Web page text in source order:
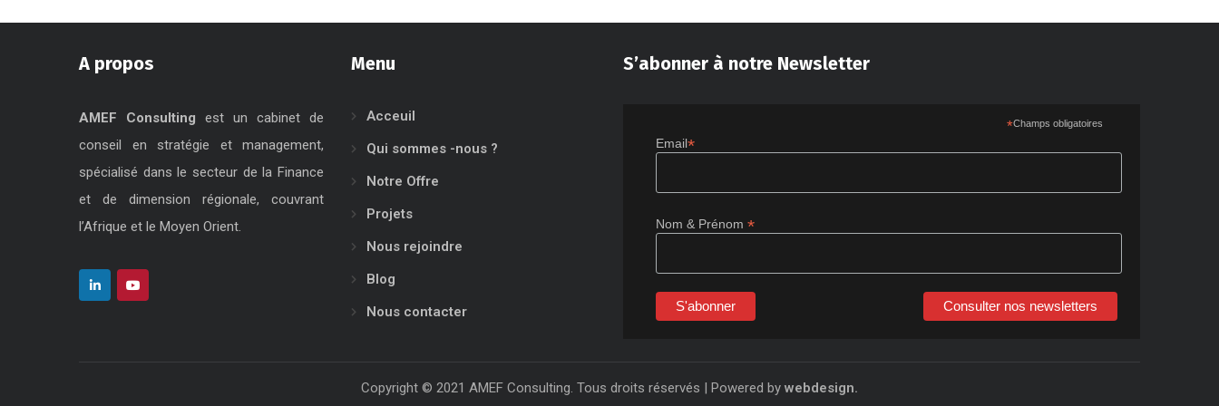
A propos
AMEF Consulting est un cabinet de
conseil en stratégie et management,
spécialisé dans le secteur de la Finance
et de dimension régionale, couvrant
l’Afrique et le Moyen Orient.
Menu
Acceuil
Qui sommes -nous ?
Notre Offre
Projets
Nous rejoindre
Blog
Nous contacter
S’abonner à notre Newsletter
*Champs obligatoires
Email*
Nom & Prénom *
Consulter nos newsletters
Copyright © 2021 AMEF Consulting. Tous droits réservés | Powered by webdesign.